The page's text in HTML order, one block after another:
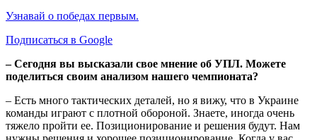
Узнавай о победах первым.
Подписаться в Google
– Сегодня вы высказали свое мнение об УПЛ. Можете
поделиться своим анализом нашего чемпионата?
– Есть много тактических деталей, но я вижу, что в Украине
команды играют с плотной обороной. Знаете, иногда очень
тяжело пройти ее. Позиционирование и решения будут. Нам